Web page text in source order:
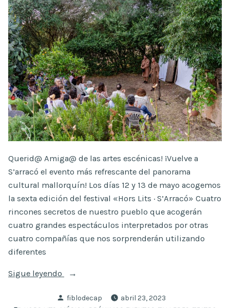
Querid@ Amiga@ de las artes escénicas! ¡Vuelve a
S’arracó el evento más refrescante del panorama
cultural mallorquín! Los días 12 y 13 de mayo acogemos
la sexta edición del festival «Hors Lits · S’Arracó» Cuatro
rincones secretos de nuestro pueblo que acogerán
cuatro grandes espectáculos interpretados por otras
cuatro compañías que nos sorprenderán utilizando
diferentes
Sigue leyendo
Hors
Publicado
fiblodecap
abril 23, 2023